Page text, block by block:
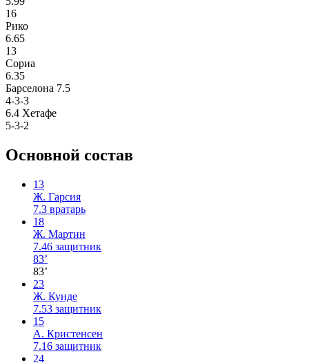
16
Рико
6.65
13
Сориа
6.35
Барселона 7.5
4-3-3
6.4 Хетафе
5-3-2
Основной состав
13
Ж. Гарсия
7.3 вратарь
18
Ж. Мартин
7.46 защитник
83’
83’
23
Ж. Кунде
7.53 защитник
15
А. Кристенсен
7.16 защитник
24